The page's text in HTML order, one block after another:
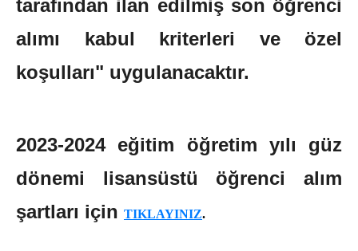
tarafından ilan edilmiş son öğrenci
alımı kabul kriterleri ve özel
koşulları" uygulanacaktır.
2023-2024 eğitim öğretim yılı güz
dönemi lisansüstü öğrenci alım
şartları için TIKLAYINIZ.